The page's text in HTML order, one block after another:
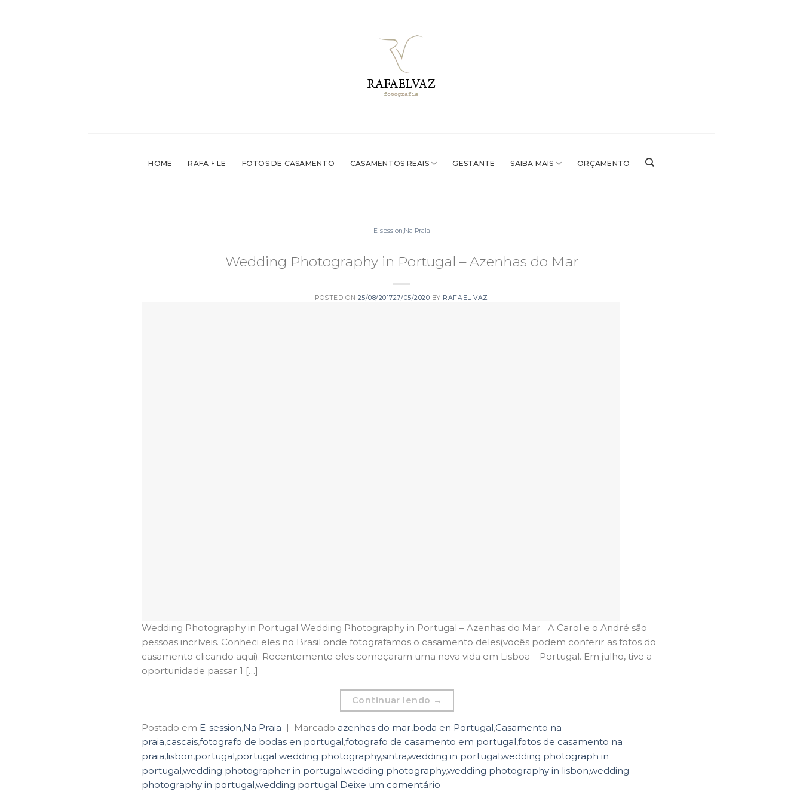
HOME RAFA + LE FOTOS DE CASAMENTO CASAMENTOS REAIS GESTANTE SAIBA MAIS ORÇAMENTO
E-session,Na Praia
Wedding Photography in Portugal – Azenhas do Mar
POSTED ON 25/08/201727/05/2020 BY RAFAEL VAZ
Wedding Photography in Portugal Wedding Photography in Portugal – Azenhas do Mar A Carol e o André são
pessoas incríveis. Conheci eles no Brasil onde fotografamos o casamento deles(vocês podem conferir as fotos do
casamento clicando aqui). Recentemente eles começaram uma nova vida em Lisboa – Portugal. Em julho, tive a
oportunidade passar 1 […]
Continuar lendo →
Postado em E-session,Na Praia | Marcado azenhas do mar,boda en Portugal,Casamento na
praia,cascais,fotografo de bodas en portugal,fotografo de casamento em portugal,fotos de casamento na
praia,lisbon,portugal,portugal wedding photography,sintra,wedding in portugal,wedding photograph in
portugal,wedding photographer in portugal,wedding photography,wedding photography in lisbon,wedding
photography in portugal,wedding portugal Deixe um comentário